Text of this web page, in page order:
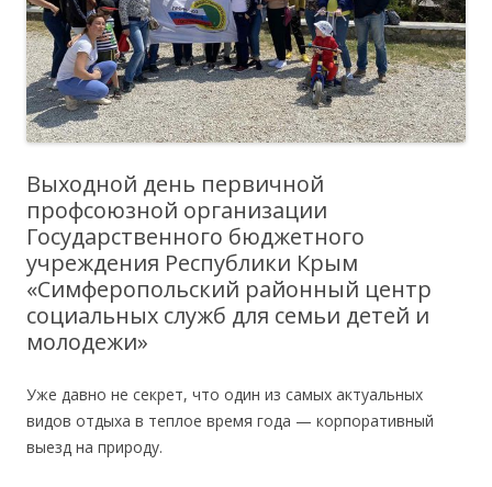
Выходной день первичной
профсоюзной организации
Государственного бюджетного
учреждения Республики Крым
«Симферопольский районный центр
социальных служб для семьи детей и
молодежи»
Уже давно не секрет, что один из самых актуальных
видов отдыха в теплое время года — корпоративный
выезд на природу.